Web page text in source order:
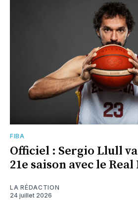
FIBA
Officiel : Sergio Llull
21e saison avec le
LA RÉDACTION
24 juillet 2026